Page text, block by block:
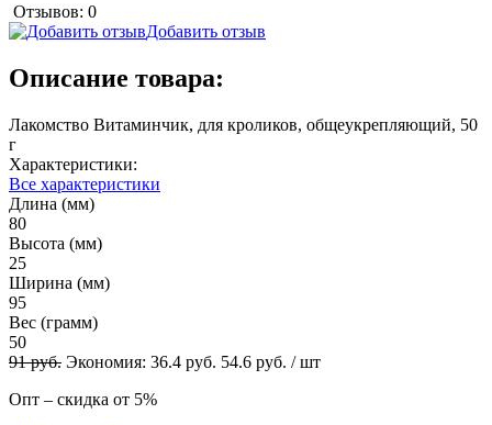
Отзывов: 0
Добавить отзыв
Описание товара:
Лакомство Витаминчик, для кроликов, общеукрепляющий, 50
г
Характеристики:
Все характеристики
Длина (мм)
80
Высота (мм)
25
Ширина (мм)
95
Вес (грамм)
50
91руб. Экономия: 36.4 руб. 54.6 руб. / шт
Опт – скидка от 5%